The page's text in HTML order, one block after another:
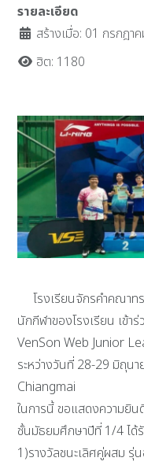
รายละเอียด
สร้างเมื่อ: 01 กรกฎา
ฮิต: 1180
โรงเรียนจักรคำคณาท
นักกีฬาของโรงเรียน เข้
VenSon Web Junior
ระหว่างวันที่ 28-29 มิถุ
Chiangmai
ในการนี้ ขอแสดงความยิ
ชั้นมัธยมศึกษาปีที่ 1/4 ได้
1)รางวัลชนะเลิศคู่ผสม รุ่